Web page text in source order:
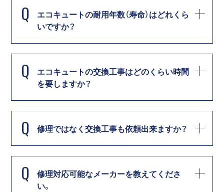
Q
エコキュートの耐用年数（寿命）はどれくら
いですか？
Q
エコキュートの交換工事はどのくらい時間
を要しますか？
Q 修理ではなく交換工事も依頼出来ますか？
Q
修理対応可能なメーカーを教えてくださ
い。